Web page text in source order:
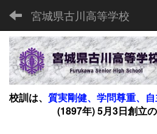
宮城県古川高等学校
校訓は、 質実剛健、学問尊重、
(1897年) 5月3日創立の